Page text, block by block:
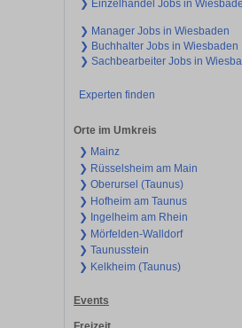
❯ Einzelhandel Jobs in
❯ Manager Jobs in Wiesbaden
❯ Buchhalter Jobs in Wiesbaden
❯ Sachbearbeiter Jobs in
Experten finden
Orte im Umkreis
❯ Mainz
❯ Rüsselsheim am Main
❯ Oberursel (Taunus)
❯ Hofheim am Taunus
❯ Ingelheim am Rhein
❯ Mörfelden-Walldorf
❯ Taunusstein
❯ Kelkheim (Taunus)
Events